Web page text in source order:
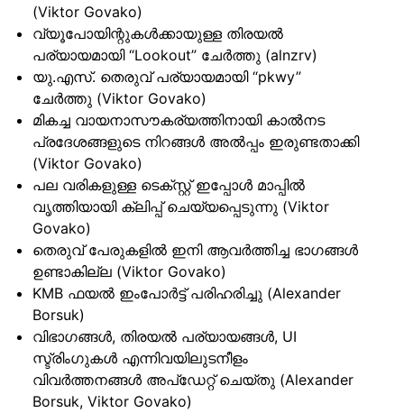
(Viktor Govako)
വ്യൂപോയിന്റുകൾക്കായുള്ള തിരയൽ
പര്യായമായി “Lookout” ചേർത്തു (alnzrv)
യു.എസ്. തെരുവ് പര്യായമായി “pkwy”
ചേർത്തു (Viktor Govako)
മികച്ച വായനാസൗകര്യത്തിനായി കാൽനട
പ്രദേശങ്ങളുടെ നിറങ്ങൾ അൽപ്പം ഇരുണ്ടതാക്കി
(Viktor Govako)
പല വരികളുള്ള ടെക്സ്റ്റ് ഇപ്പോൾ മാപ്പിൽ
വൃത്തിയായി ക്ലിപ്പ് ചെയ്യപ്പെടുന്നു (Viktor
Govako)
തെരുവ് പേരുകളിൽ ഇനി ആവർത്തിച്ച ഭാഗങ്ങൾ
ഉണ്ടാകില്ല (Viktor Govako)
KMB ഫയൽ ഇംപോർട്ട് പരിഹരിച്ചു (Alexander
Borsuk)
വിഭാഗങ്ങൾ, തിരയൽ പര്യായങ്ങൾ, UI
സ്ട്രിംഗുകൾ എന്നിവയിലുടനീളം
വിവർത്തനങ്ങൾ അപ്ഡേറ്റ് ചെയ്തു (Alexander
Borsuk, Viktor Govako)